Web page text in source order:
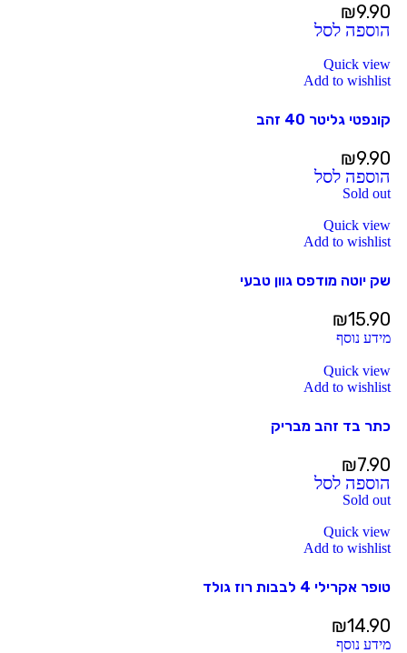
₪9.90
הוספה לסל
Quick view
Add to wishlist
קונפטי גליטר 40 זהב
₪9.90
הוספה לסל
Sold out
Quick view
Add to wishlist
שק יוטה מודפס גוון טבעי
₪15.90
מידע נוסף
Quick view
Add to wishlist
כתר בד זהב מבריק
₪7.90
הוספה לסל
Sold out
Quick view
Add to wishlist
טופר אקרילי 4 לבבות רוז גולד
₪14.90
מידע נוסף